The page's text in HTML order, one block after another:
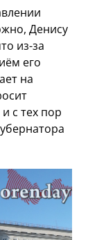
Денису
из-за
его
на
с тех пор